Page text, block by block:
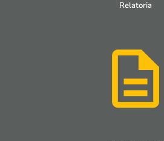
Relatoria